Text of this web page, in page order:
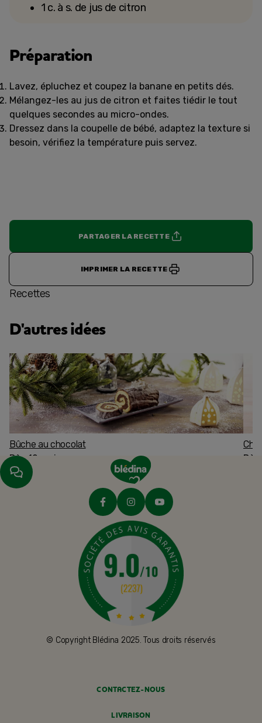
1 c. à s. de jus de citron
Préparation
Lavez, épluchez et coupez la banane en petits dés.
Mélangez-les au jus de citron et faites tiédir le tout
quelques secondes au micro-ondes.
Dressez dans la coupelle de bébé, adaptez la texture si
besoin, vérifiez la température puis servez.
PARTAGER LA RECETTE
IMPRIMER LA RECETTE
Recettes
D'autres idées
Bûche au chocolat
Dès 12 mois
© Copyright Blédina 2025. Tous droits réservés
CONTACTEZ-NOUS
LIVRAISON